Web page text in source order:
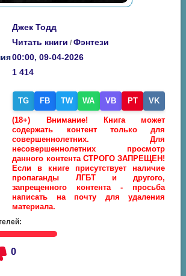
Джек Тодд
Читать книги /Фэнтези
00:00, 09-04-2026
1 414
TG FB TW WA VB PT VK
(18+) Внимание! Книга может
содержать контент только для
совершеннолетних. Для
несовершеннолетних просмотр
данного контента СТРОГО ЗАПРЕЩЕН!
Если в книге присутствует наличие
пропаганды ЛГБТ и другого,
запрещенного контента - просьба
написать на почту для удаления
материала.
0